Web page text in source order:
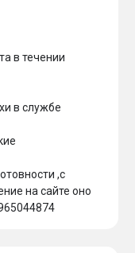
в течении
в службе
,с
на сайте оно